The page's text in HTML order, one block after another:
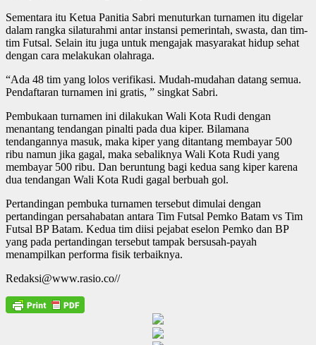
Sementara itu Ketua Panitia Sabri menuturkan turnamen itu digelar
dalam rangka silaturahmi antar instansi pemerintah, swasta, dan tim-
tim Futsal. Selain itu juga untuk mengajak masyarakat hidup sehat
dengan cara melakukan olahraga.
“Ada 48 tim yang lolos verifikasi. Mudah-mudahan datang semua.
Pendaftaran turnamen ini gratis, ” singkat Sabri.
Pembukaan turnamen ini dilakukan Wali Kota Rudi dengan
menantang tendangan pinalti pada dua kiper. Bilamana
tendangannya masuk, maka kiper yang ditantang membayar 500
ribu namun jika gagal, maka sebaliknya Wali Kota Rudi yang
membayar 500 ribu. Dan beruntung bagi kedua sang kiper karena
dua tendangan Wali Kota Rudi gagal berbuah gol.
Pertandingan pembuka turnamen tersebut dimulai dengan
pertandingan persahabatan antara Tim Futsal Pemko Batam vs Tim
Futsal BP Batam. Kedua tim diisi pejabat eselon Pemko dan BP
yang pada pertandingan tersebut tampak bersusah-payah
menampilkan performa fisik terbaiknya.
Redaksi@www.rasio.co//